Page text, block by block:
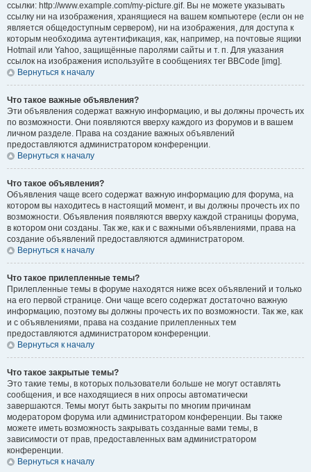
ссылки: http://www.example.com/my-picture.gif. Вы не можете указывать
ссылку ни на изображения, хранящиеся на вашем компьютере (если он не
является общедоступным сервером), ни на изображения, для доступа к
которым необходима аутентификация, как, например, на почтовые ящики
Hotmail или Yahoo, защищённые паролями сайты и т. п. Для указания
ссылок на изображения используйте в сообщениях тег BBCode [img].
Вернуться к началу
Что такое важные объявления?
Эти объявления содержат важную информацию, и вы должны прочесть их
по возможности. Они появляются вверху каждого из форумов и в вашем
личном разделе. Права на создание важных объявлений
предоставляются администратором конференции.
Вернуться к началу
Что такое объявления?
Объявления чаще всего содержат важную информацию для форума, на
котором вы находитесь в настоящий момент, и вы должны прочесть их по
возможности. Объявления появляются вверху каждой страницы форума,
в котором они созданы. Так же, как и с важными объявлениями, права на
создание объявлений предоставляются администратором.
Вернуться к началу
Что такое прилепленные темы?
Прилепленные темы в форуме находятся ниже всех объявлений и только
на его первой странице. Они чаще всего содержат достаточно важную
информацию, поэтому вы должны прочесть их по возможности. Так же, как
и с объявлениями, права на создание прилепленных тем
предоставляются администратором конференции.
Вернуться к началу
Что такое закрытые темы?
Это такие темы, в которых пользователи больше не могут оставлять
сообщения, и все находящиеся в них опросы автоматически
завершаются. Темы могут быть закрыты по многим причинам
модератором форума или администратором конференции. Вы также
можете иметь возможность закрывать созданные вами темы, в
зависимости от прав, предоставленных вам администратором
конференции.
Вернуться к началу